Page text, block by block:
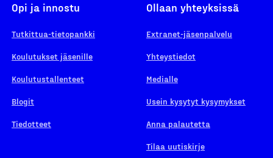
Opi ja innostu
Tutkittua-tietopankki
Koulutukset jäsenille
Koulutustallenteet
Blogit
Tiedotteet
Ollaan yhteyksissä
Extranet-jäsenpalvelu
Yhteystiedot
Medialle
Usein kysytyt kysymykset
Anna palautetta
Tilaa uutiskirje